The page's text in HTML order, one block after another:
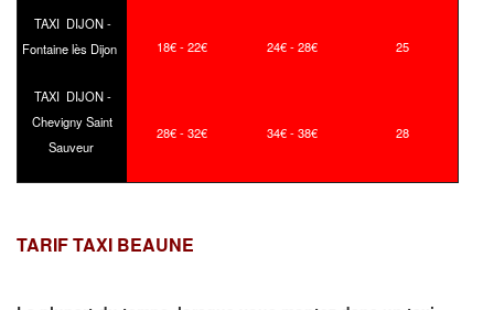
TAXI DIJON -
Fontaine lès Dijon
18€ - 22€ 24€ - 28€ 25
TAXI DIJON -
Chevigny Saint
Sauveur
28€ - 32€ 34€ - 38€ 28
TARIF TAXI BEAUNE